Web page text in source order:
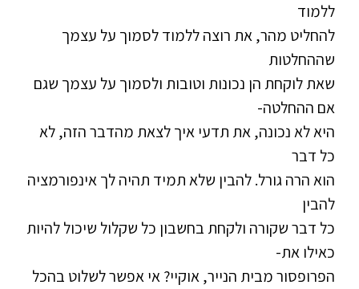
ללמוד
להחליט מהר, את רוצה ללמוד לסמוך על עצמך
שההחלטות
שאת לוקחת הן נכונות וטובות ולסמוך על עצמך שגם
אם ההחלטה-
היא לא נכונה, את תדעי איך לצאת מהדבר הזה, לא
כל דבר
הוא הרה גורל. להבין שלא תמיד תהיה לך אינפורמציה
להבין
כל דבר שקורה ולקחת בחשבון כל שקלול שיכול להיות
כאילו את-
הפרופסור מבית הנייר, אוקיי? אי אפשר לשלוט בהכל